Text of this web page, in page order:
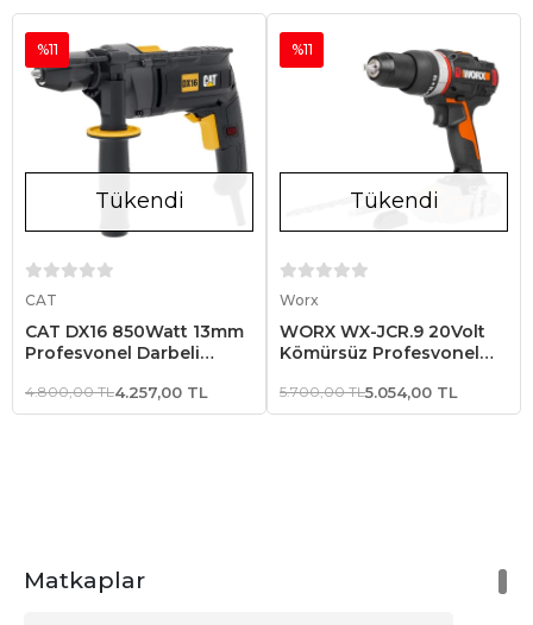
Tükendi
CAT
CAT DX16 850Watt 13mm
Profesyonel Darbeli
%11
4.800,00 TL4.257,00 TL
Tükendi
Worx
WORX WX-JCR.9 20Volt
Kömürsüz Profesyonel
Değildir)
%11
5.700,00 TL5.054,00 TL
Matkaplar